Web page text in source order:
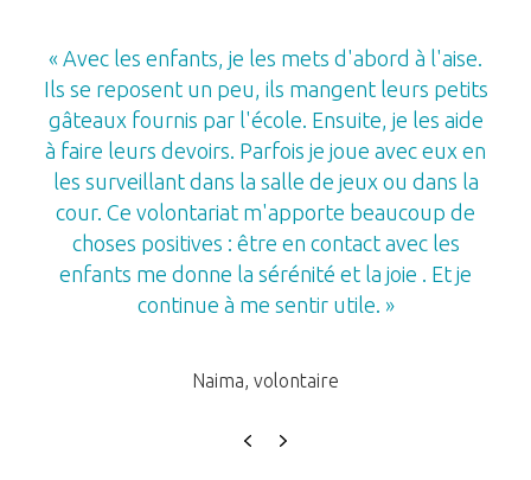
« Avec les enfants, je les mets d'abord à l'aise.
Ils se reposent un peu, ils mangent leurs petits
gâteaux fournis par l'école. Ensuite, je les aide
à faire leurs devoirs. Parfois je joue avec eux en
les surveillant dans la salle de jeux ou dans la
cour. Ce volontariat m'apporte beaucoup de
choses positives : être en contact avec les
enfants me donne la sérénité et la joie . Et je
continue à me sentir utile. »
Naima, volontaire
Previous
Next